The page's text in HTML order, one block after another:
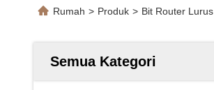
Rumah > Produk > Bit Router Lurus
Semua Kategori